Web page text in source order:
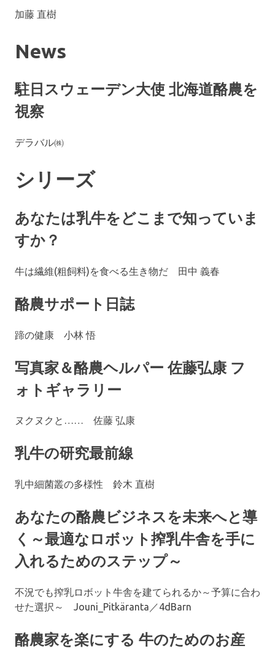
加藤 直樹
News
駐日スウェーデン大使 北海道酪農を
視察
デラバル㈱
シリーズ
あなたは乳牛をどこまで知っていま
すか？
牛は繊維(粗飼料)を食べる生き物だ 田中 義春
酪農サポート日誌
蹄の健康 小林 悟
写真家＆酪農ヘルパー 佐藤弘康 フ
ォトギャラリー
ヌクヌクと…… 佐藤 弘康
乳牛の研究最前線
乳中細菌叢の多様性 鈴木 直樹
あなたの酪農ビジネスを未来へと導
く～最適なロボット搾乳牛舎を手に
入れるためのステップ～
不況でも搾乳ロボット牛舎を建てられるか～予算に合わ
せた選択～ Jouni_Pitkäranta／4dBarn
酪農家を楽にする 牛のためのお産